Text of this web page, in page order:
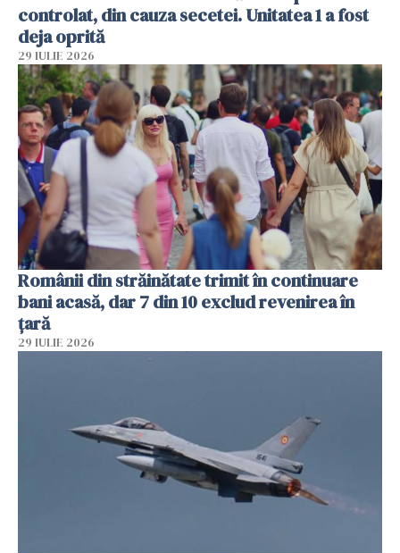
controlat, din cauza secetei. Unitatea 1 a fost
deja oprită
29 IULIE 2026
Românii din străinătate trimit în continuare
bani acasă, dar 7 din 10 exclud revenirea în
țară
29 IULIE 2026